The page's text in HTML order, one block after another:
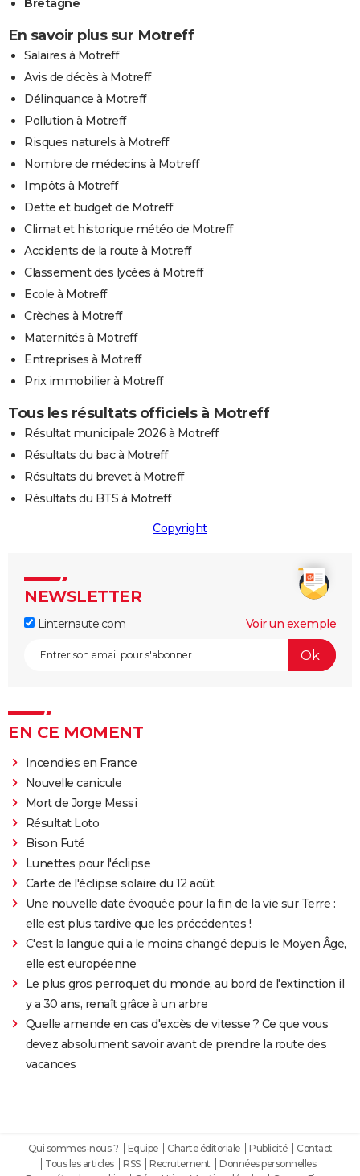
Bretagne
En savoir plus sur Motreff
Salaires à Motreff
Avis de décès à Motreff
Délinquance à Motreff
Pollution à Motreff
Risques naturels à Motreff
Nombre de médecins à Motreff
Impôts à Motreff
Dette et budget de Motreff
Climat et historique météo de Motreff
Accidents de la route à Motreff
Classement des lycées à Motreff
Ecole à Motreff
Crèches à Motreff
Maternités à Motreff
Entreprises à Motreff
Prix immobilier à Motreff
Tous les résultats officiels à Motreff
Résultat municipale 2026 à Motreff
Résultats du bac à Motreff
Résultats du brevet à Motreff
Résultats du BTS à Motreff
Copyright
NEWSLETTER
Linternaute.com Voir un exemple
EN CE MOMENT
Incendies en France
Nouvelle canicule
Mort de Jorge Messi
Résultat Loto
Bison Futé
Lunettes pour l'éclipse
Carte de l'éclipse solaire du 12 août
Une nouvelle date évoquée pour la fin de la vie sur Terre :
elle est plus tardive que les précédentes !
C'est la langue qui a le moins changé depuis le Moyen Âge,
elle est européenne
Le plus gros perroquet du monde, au bord de l'extinction il
y a 30 ans, renaît grâce à un arbre
Quelle amende en cas d'excès de vitesse ? Ce que vous
devez absolument savoir avant de prendre la route des
vacances
Qui sommes-nous ? Equipe Charte éditoriale Publicité
Contact
Tous les articles
RSS Recrutement
Données personnelles